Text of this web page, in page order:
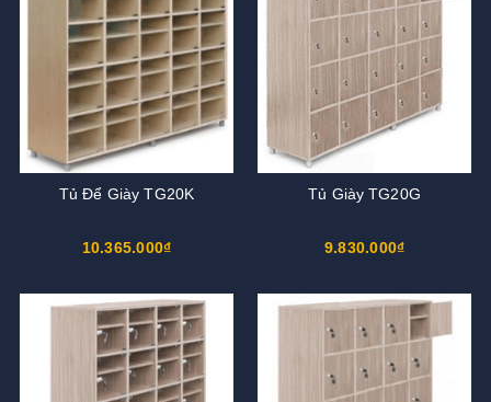
Tủ Để Giày TG20K
10.365.000₫
Tủ Giày TG20G
9.830.000₫